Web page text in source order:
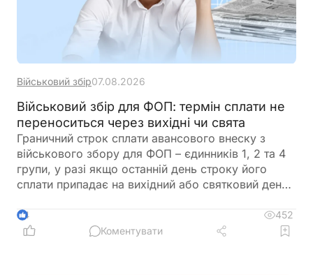
Військовий збір07.08.2026
Військовий збір для ФОП: термін сплати не
переноситься через вихідні чи свята
Граничний строк сплати авансового внеску з
військового збору для ФОП – єдинників 1, 2 та 4
групи, у разі якщо останній день строку його
сплати припадає на вихідний або святковий день,
за вихідним або святковим днем
4
452
Коментувати